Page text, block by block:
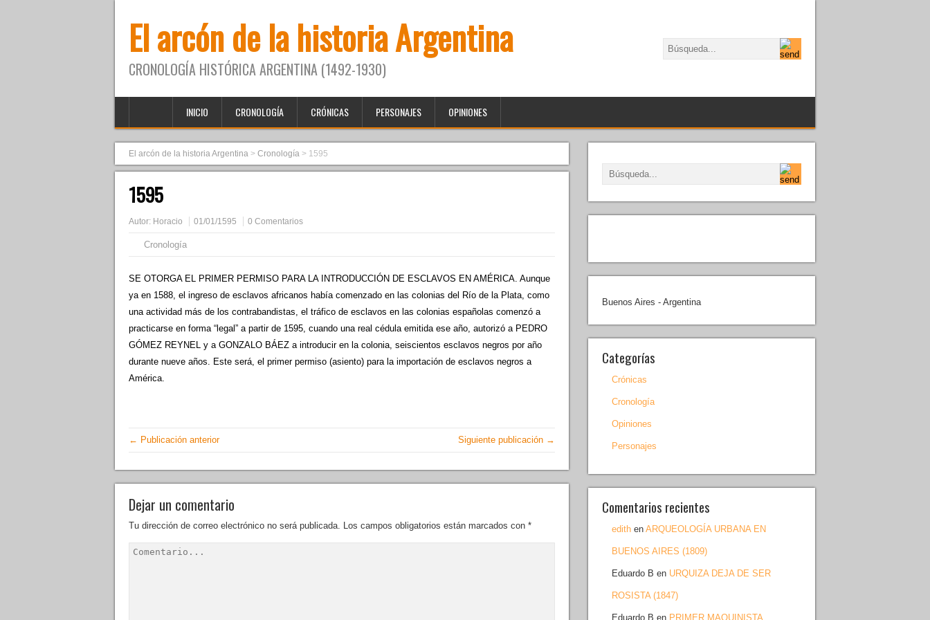
El arcón de la historia Argentina
CRONOLOGÍA HISTÓRICA ARGENTINA (1492-1930)
INICIO CRONOLOGÍA CRÓNICAS PERSONAJES OPINIONES
El arcón de la historia Argentina > Cronología > 1595
1595
Autor: Horacio 01/01/1595 0 Comentarios
Cronología
SE OTORGA EL PRIMER PERMISO PARA LA INTRODUCCIÓN DE ESCLAVOS EN AMÉRICA. Aunque
ya en 1588, el ingreso de esclavos africanos había comenzado en las colonias del Río de la Plata, como
una actividad más de los contrabandistas, el tráfico de esclavos en las colonias españolas comenzó a
practicarse en forma “legal” a partir de 1595, cuando una real cédula emitida ese año, autorizó a PEDRO
GÓMEZ REYNEL y a GONZALO BÁEZ a introducir en la colonia, seiscientos esclavos negros por año
durante nueve años. Este será, el primer permiso (asiento) para la importación de esclavos negros a
América.
← Publicación anterior Siguiente publicación →
Dejar un comentario
Tu dirección de correo electrónico no será publicada. Los campos obligatorios están marcados con *
Buenos Aires - Argentina
Categorías
Crónicas
Cronología
Opiniones
Personajes
Comentarios recientes
edith en ARQUEOLOGÍA URBANA EN
BUENOS AIRES (1809)
Eduardo B en URQUIZA DEJA DE SER
ROSISTA (1847)
Eduardo B en PRIMER MAQUINISTA